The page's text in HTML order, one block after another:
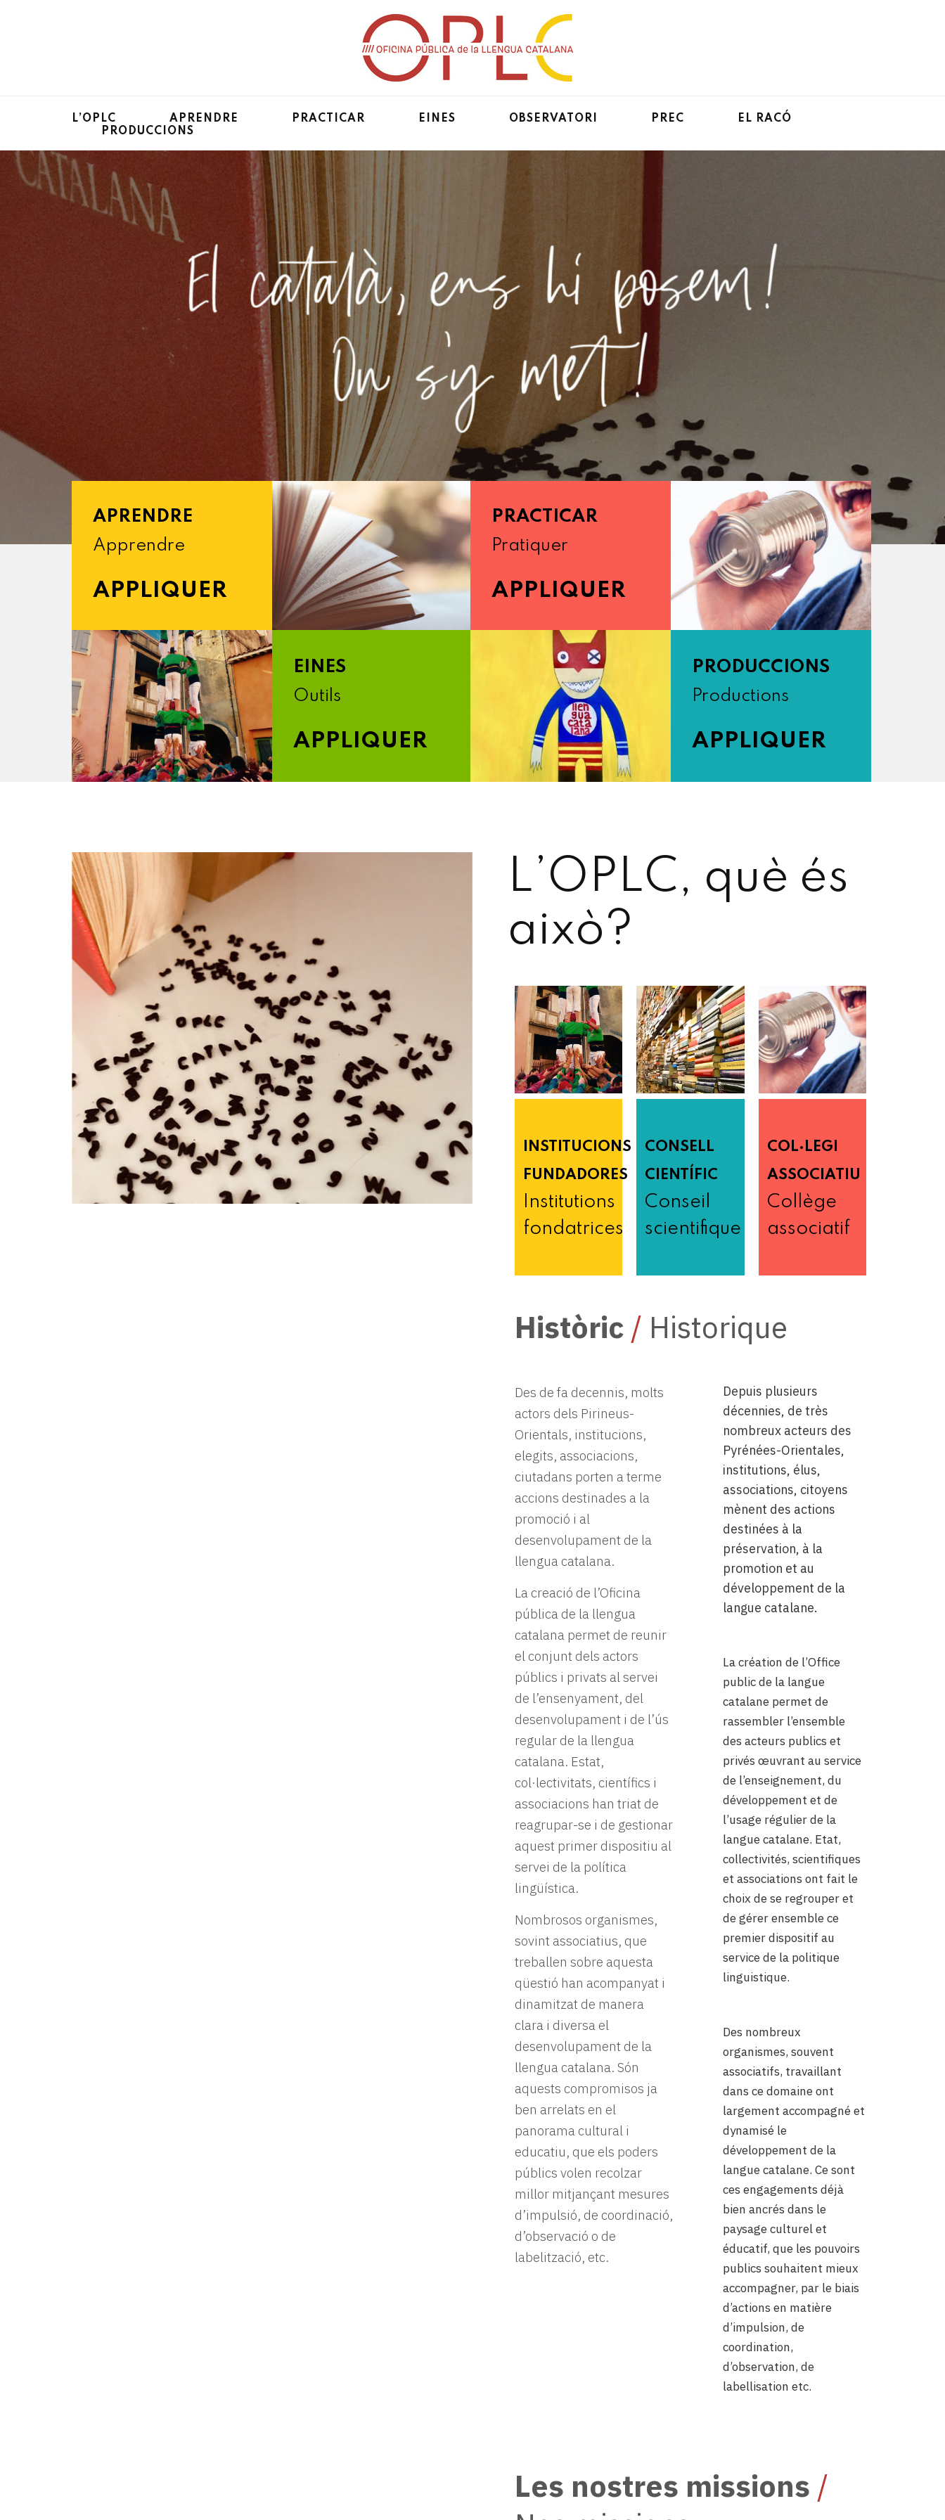
L’OPLC APRENDRE PRACTICAR EINES OBSERVATORI PREC
EL RACÓ
PRODUCCIONS
APRENDRE
Apprendre
APPLIQUER
PRACTICAR
Pratiquer
APPLIQUER
EINES
Outils
APPLIQUER
PRODUCCIONS
Productions
APPLIQUER
L’OPLC, què és
això?
INSTITUCIONS
FUNDADORES
Institutions
fondatrices
CONSELL
CIENTÍFIC
Conseil
scientifique
COL·LEGI
ASSOCIATIU
Collège
associatif
Històric / Historique
Des de fa decennis, molts
actors dels Pirineus-
Orientals, institucions,
elegits, associacions,
ciutadans porten a terme
accions destinades a la
promoció i al
desenvolupament de la
llengua catalana.
La creació de l’Oficina
pública de la llengua
catalana permet de reunir
el conjunt dels actors
públics i privats al servei
de l’ensenyament, del
desenvolupament i de l’ús
regular de la llengua
catalana. Estat,
col·lectivitats, científics i
associacions han triat de
reagrupar-se i de gestionar
aquest primer dispositiu al
servei de la política
lingüística.
Nombrosos organismes,
sovint associatius, que
treballen sobre aquesta
qüestió han acompanyat i
dinamitzat de manera
clara i diversa el
desenvolupament de la
llengua catalana. Són
aquests compromisos ja
ben arrelats en el
panorama cultural i
educatiu, que els poders
públics volen recolzar
millor mitjançant mesures
d’impulsió, de coordinació,
d’observació o de
labelització, etc.
Depuis plusieurs
décennies, de très
nombreux acteurs des
Pyrénées-Orientales,
institutions, élus,
associations, citoyens
mènent des actions
destinées à la
préservation, à la
promotion et au
développement de la
langue catalane.
La création de l’Office
public de la langue
catalane permet de
rassembler l’ensemble
des acteurs publics et
privés œuvrant au service
de l’enseignement, du
développement et de
l’usage régulier de la
langue catalane. Etat,
collectivités, scientifiques
et associations ont fait le
choix de se regrouper et
de gérer ensemble ce
premier dispositif au
service de la politique
linguistique.
Des nombreux
organismes, souvent
associatifs, travaillant
dans ce domaine ont
largement accompagné et
dynamisé le
développement de la
langue catalane. Ce sont
ces engagements déjà
bien ancrés dans le
paysage culturel et
éducatif, que les pouvoirs
publics souhaitent mieux
accompagner, par le biais
d’actions en matière
d’impulsion, de
coordination,
d’observation, de
labellisation etc.
Les nostres missions /